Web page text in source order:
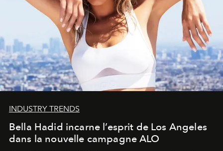
INDUSTRY TRENDS
Bella Hadid incarne l’esprit de Los Angeles
dans la nouvelle campagne ALO